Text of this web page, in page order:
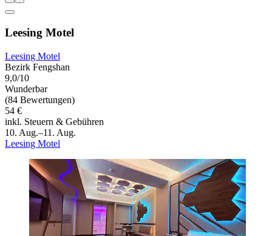
Leesing Motel
Leesing Motel
Bezirk Fengshan
9,0/10
Wunderbar
(84 Bewertungen)
54 €
inkl. Steuern & Gebühren
10. Aug.–11. Aug.
Leesing Motel